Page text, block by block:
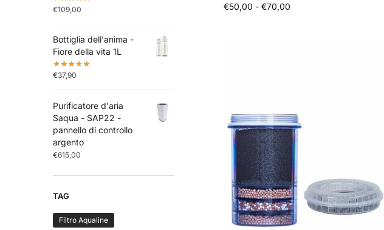
€50,00 - €70,00
€109,00
Bottiglia dell'anima -
Fiore della vita 1L
€37,90
Purificatore d'aria
Saqua - SAP22 -
pannello di controllo
argento
€615,00
TAG
Filtro Aqualine